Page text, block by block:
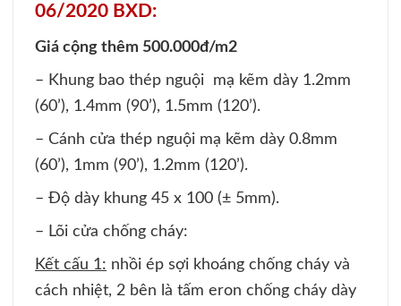
06/2020 BXD:
Giá cộng thêm 500.000đ/m2
– Khung bao thép nguội mạ kẽm dày 1.2mm
(60’), 1.4mm (90’), 1.5mm (120’).
– Cánh cửa thép nguội mạ kẽm dày 0.8mm
(60’), 1mm (90’), 1.2mm (120’).
– Độ dày khung 45 x 100 (± 5mm).
– Lõi cửa chống cháy:
Kết cấu 1: nhồi ép sợi khoáng chống cháy và
cách nhiệt, 2 bên là tấm eron chống cháy dày